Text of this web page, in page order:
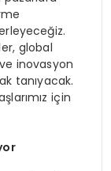
global
inovasyon
tanıyacak.
için